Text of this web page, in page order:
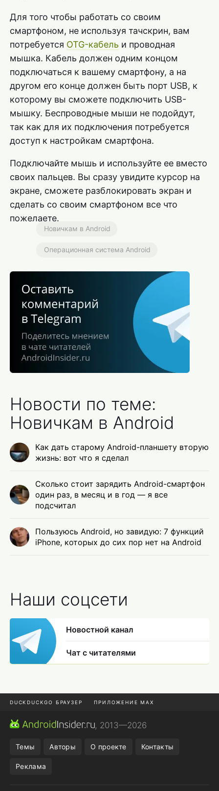
Для того чтобы работать со своим
смартфоном, не используя тачскрин, вам
потребуется OTG-кабель и проводная
мышка. Кабель должен одним концом
подключаться к вашему смартфону, а на
другом его конце должен быть порт USB, к
которому вы сможете подключить USB-
мышку. Беспроводные мыши не подойдут,
так как для их подключения потребуется
доступ к настройкам смартфона.
Подключайте мышь и используйте ее вместо
своих пальцев. Вы сразу увидите курсор на
экране, сможете разблокировать экран и
сделать со своим смартфоном все что
пожелаете.
Новичкам в Android
Операционная система Android
Новости по теме:
Новичкам в Android
Как дать старому Android-планшету вторую
жизнь: вот что я сделал
Сколько стоит зарядить Android-смартфон
один раз, в месяц и в год — я все
подсчитал
Пользуюсь Android, но завидую: 7 функций
iPhone, которых до сих пор нет на Android
Наши соцсети
Новостной канал
Чат с читателями
DUCKDUCKGO БРАУЗЕР ПРИЛОЖЕНИЕ MAX
ПРИЛОЖЕНИЯ ANDROID
, 2013—2026
Темы Авторы О проекте Контакты
Реклама